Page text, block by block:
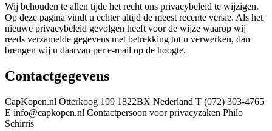
Wij behouden te allen tijde het recht ons privacybeleid te wijzigen.
Op deze pagina vindt u echter altijd de meest recente versie. Als het
nieuwe privacybeleid gevolgen heeft voor de wijze waarop wij
reeds verzamelde gegevens met betrekking tot u verwerken, dan
brengen wij u daarvan per e-mail op de hoogte.
Contactgegevens
CapKopen.nl Otterkoog 109 1822BX Nederland T (072) 303-4765
E info@capkopen.nl Contactpersoon voor privacyzaken Philo
Schirris